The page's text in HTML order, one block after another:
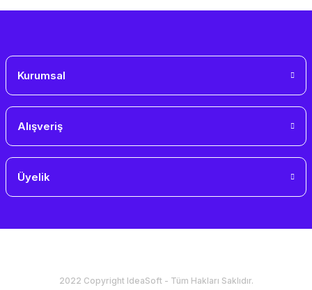
Kurumsal
Alışveriş
Üyelik
2022 Copyright IdeaSoft - Tüm Hakları Saklıdır.